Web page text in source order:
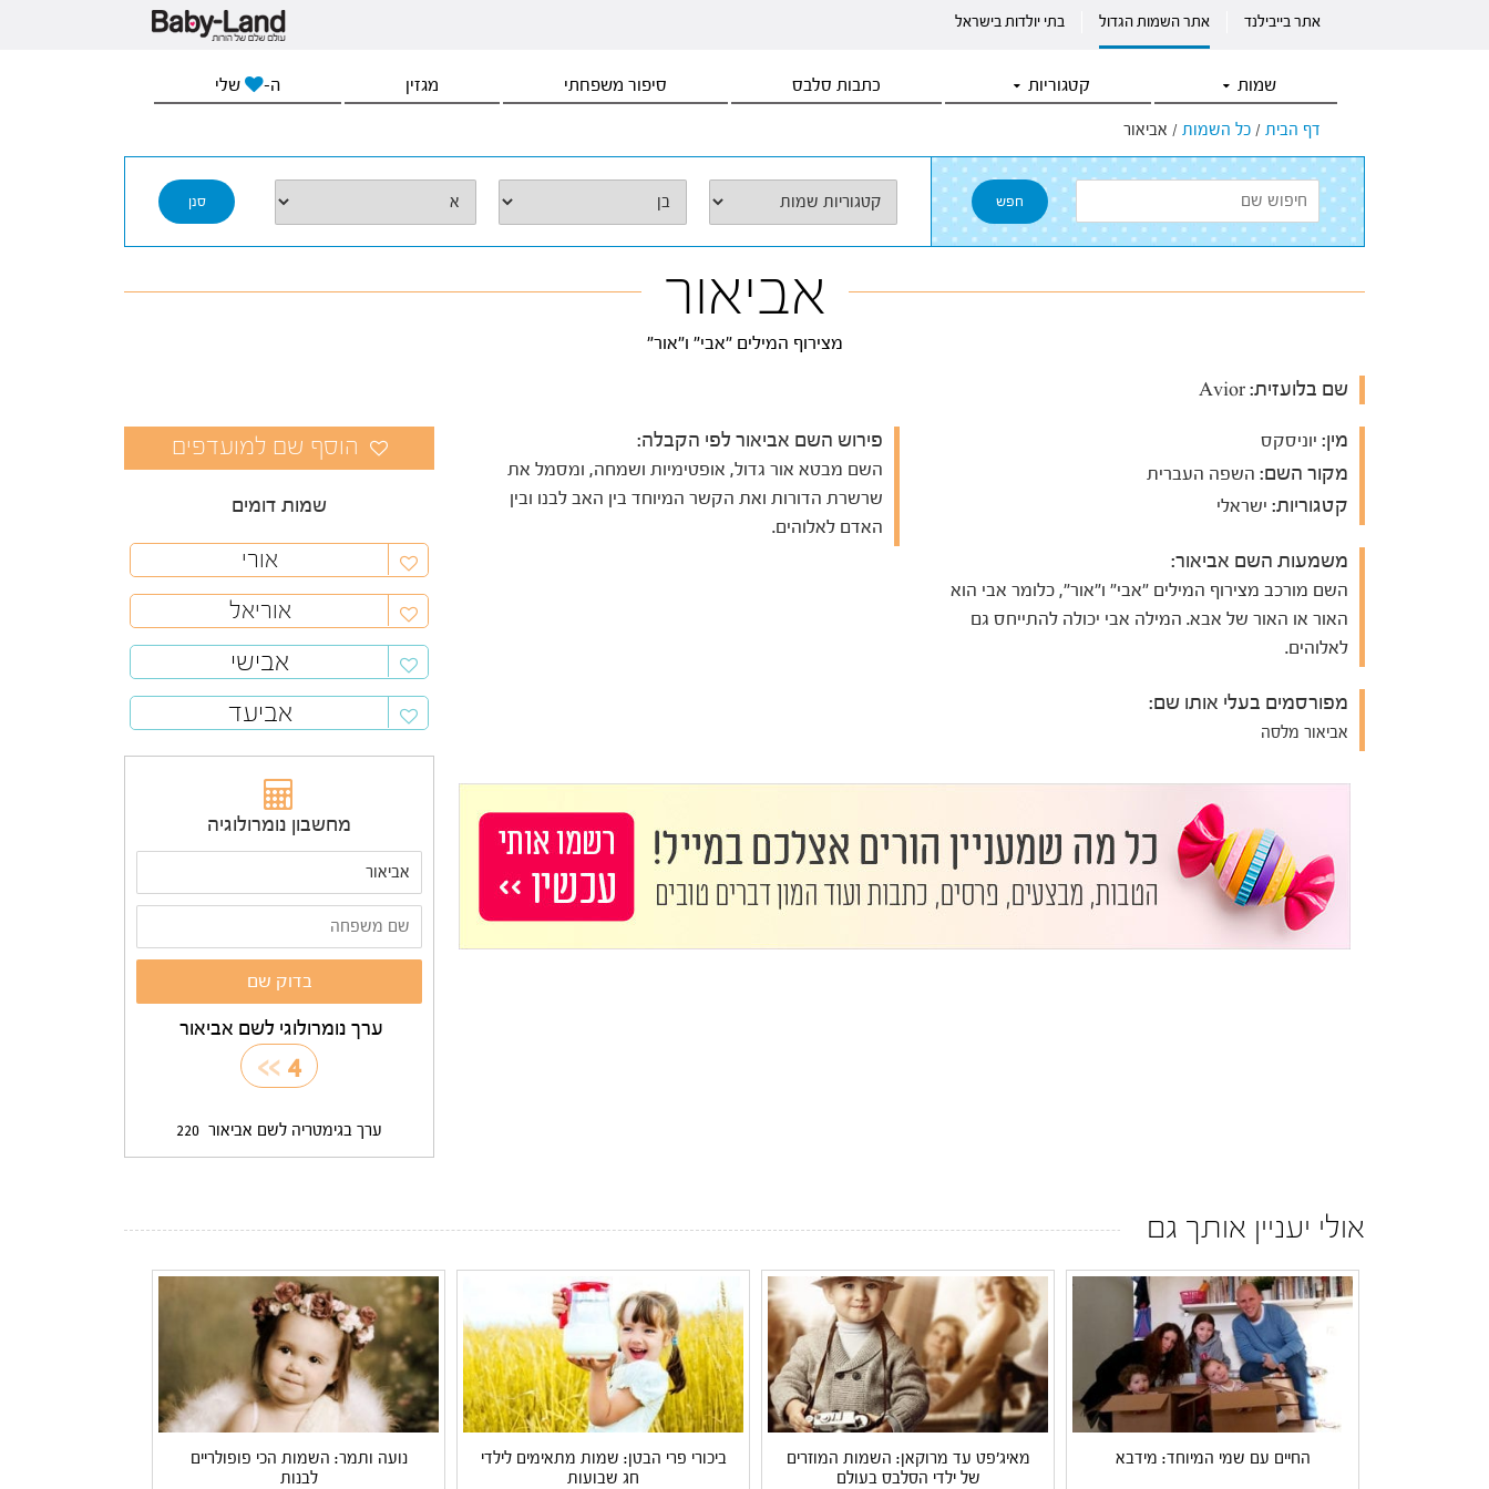
אתר בייבילנד אתר השמות הגדול בתי יולדות בישראל
שמות קטגוריות כתבות סלבס סיפור משפחתי מגזין ה- שלי
דף הבית / כל השמות / אביאור
אביאור
מצירוף המילים "אבי" ו"אור"
שם בלועזית:
מין: יוניסקס
מקור השם: השפה העברית
קטגוריות: ישראלי
משמעות השם אביאור:
השם מורכב מצירוף המילים "אבי" ו"אור", כלומר אבי הוא
האור או האור של אבא. המילה אבי יכולה להתייחס גם
לאלוהים.
מפורסמים בעלי אותו שם:
אביאור מלסה
פירוש השם אביאור לפי הקבלה:
השם מבטא אור גדול, אופטימיות ושמחה, ומסמל את
שרשרת הדורות ואת הקשר המיוחד בין האב לבנו ובין
האדם לאלוהים.
שמות דומים
אורי
אוריאל
אבישי
אביעד
מחשבון נומרולוגיה
ערך נומרולוגי לשם אביאור
4
>>
ערך בגימטריה לשם אביאור 220
אולי יעניין אותך גם
החיים עם שמי המיוחד: מידבא
מאיג'פט עד מרוקאן: השמות המוזרים
של ילדי הסלבס בעולם
ביכורי פרי הבטן: שמות מתאימים לילדי
חג שבועות
נועה ותמר: השמות הכי פופולריים
לבנות